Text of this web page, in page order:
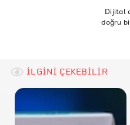
bir arada yaşarız
siyasi görüşler nasıl
Dijital
doğru
İLGİNİ ÇEKEBİLİR